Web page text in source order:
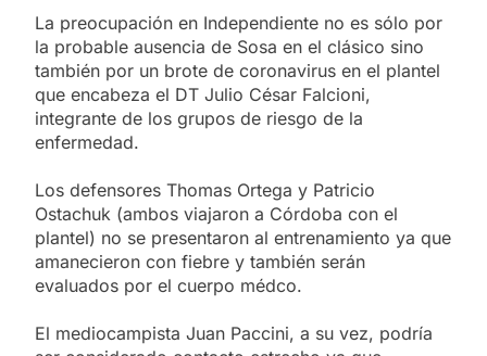
La preocupación en Independiente no es sólo por
la probable ausencia de Sosa en el clásico sino
también por un brote de coronavirus en el plantel
que encabeza el DT Julio César Falcioni,
integrante de los grupos de riesgo de la
enfermedad.
Los defensores Thomas Ortega y Patricio
Ostachuk (ambos viajaron a Córdoba con el
plantel) no se presentaron al entrenamiento ya que
amanecieron con fiebre y también serán
evaluados por el cuerpo médco.
El mediocampista Juan Paccini, a su vez, podría